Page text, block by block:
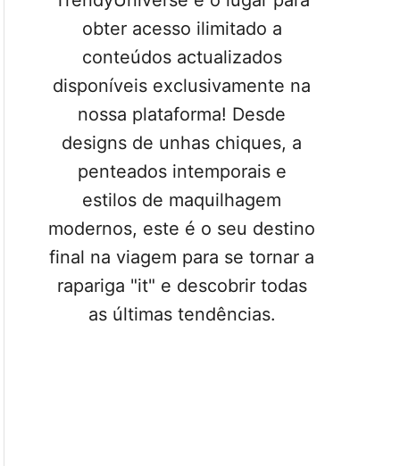
obter acesso ilimitado a
conteúdos actualizados
disponíveis exclusivamente na
nossa plataforma! Desde
designs de unhas chiques, a
penteados intemporais e
estilos de maquilhagem
modernos, este é o seu destino
final na viagem para se tornar a
rapariga "it" e descobrir todas
as últimas tendências.